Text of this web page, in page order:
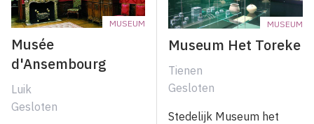
MUSEUM
Musée
d'Ansembourg
Luik
Gesloten
MUSEUM
Museum Het Toreke
Tienen
Gesloten
Stedelijk Museum het